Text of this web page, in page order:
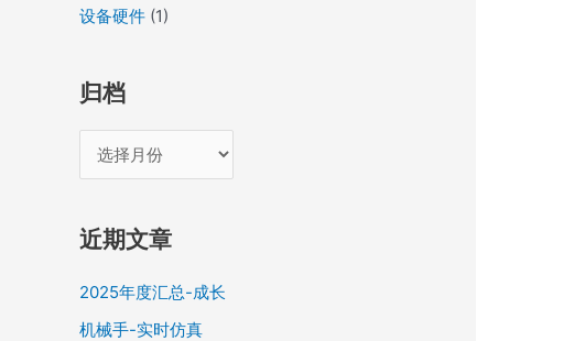
设备硬件 (1)
归档
近期文章
2025年度汇总-成长
机械手-实时仿真